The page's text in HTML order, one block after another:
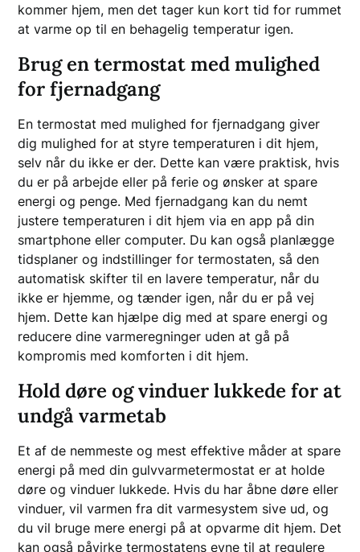
kommer hjem, men det tager kun kort tid for rummet
at varme op til en behagelig temperatur igen.
Brug en termostat med mulighed
for fjernadgang
En termostat med mulighed for fjernadgang giver
dig mulighed for at styre temperaturen i dit hjem,
selv når du ikke er der. Dette kan være praktisk, hvis
du er på arbejde eller på ferie og ønsker at spare
energi og penge. Med fjernadgang kan du nemt
justere temperaturen i dit hjem via en app på din
smartphone eller computer. Du kan også planlægge
tidsplaner og indstillinger for termostaten, så den
automatisk skifter til en lavere temperatur, når du
ikke er hjemme, og tænder igen, når du er på vej
hjem. Dette kan hjælpe dig med at spare energi og
reducere dine varmeregninger uden at gå på
kompromis med komforten i dit hjem.
Hold døre og vinduer lukkede for at
undgå varmetab
Et af de nemmeste og mest effektive måder at spare
energi på med din gulvvarmetermostat er at holde
døre og vinduer lukkede. Hvis du har åbne døre eller
vinduer, vil varmen fra dit varmesystem sive ud, og
du vil bruge mere energi på at opvarme dit hjem. Det
kan også påvirke termostatens evne til at regulere